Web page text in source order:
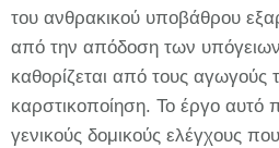
του ανθρακικού υποβάθρου
από την απόδοση των
καθορίζεται από τους
καρστικοποίηση. Το έργο αυτό
γενικούς δομικούς ελέγχους